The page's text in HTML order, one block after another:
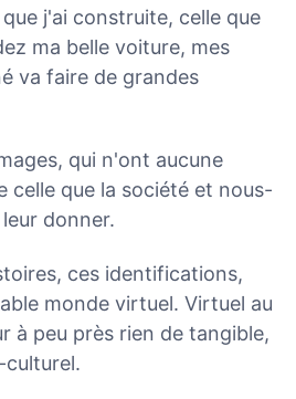
j'ai construite, celle que
ma belle voiture, mes
va faire de grandes
qui n'ont aucune
celle que la société et nous-
donner.
ces identifications,
monde virtuel. Virtuel au
à peu près rien de tangible,
culturel.